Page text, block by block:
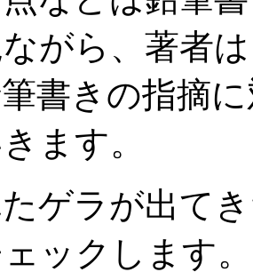
がら、著者
書きの指摘
ます。
ゲラが出て
ックします